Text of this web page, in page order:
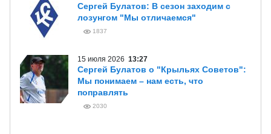
Сергей Булатов: В сезон заходим с
лозунгом "Мы отличаемся"
1837
15 июля 2026 13:27
Сергей Булатов о "Крыльях Советов":
Мы понимаем – нам есть, что
поправлять
2030